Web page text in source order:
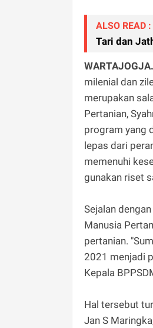
ALSO READ :
Tari dan
milenial dan
merupakan
Pertanian,
program yang
lepas dari
memenuhi
gunakan riset
Sejalan
Manusia
pertanian.
2021 menjadi
Kepala
Hal tersebut
Jan S